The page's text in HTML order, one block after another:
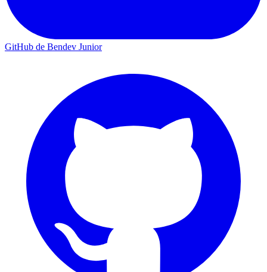
GitHub de Bendev Junior